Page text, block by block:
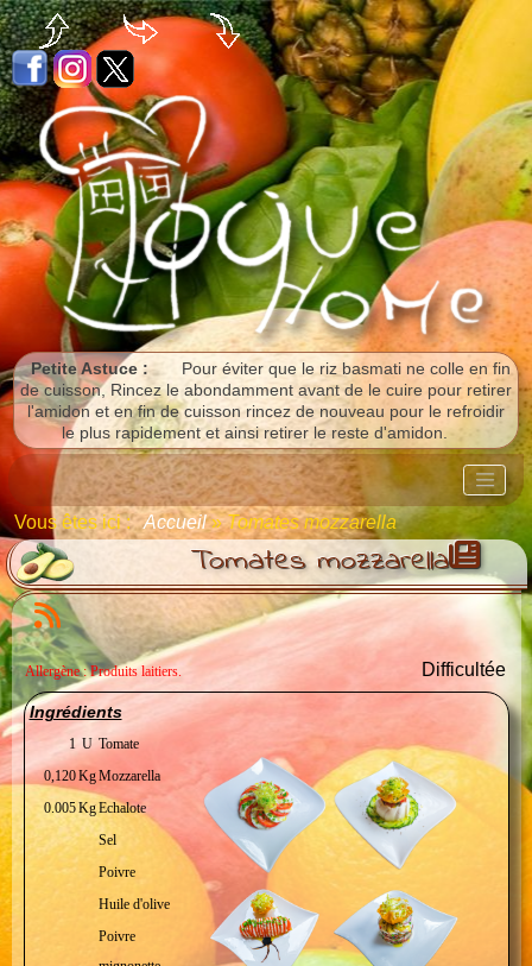
Petite Astuce :
Pour éviter que le riz basmati ne colle en fin
de cuisson, Rincez le abondamment avant de le cuire pour retirer
l'amidon et en fin de cuisson rincez de nouveau pour le refroidir
le plus rapidement et ainsi retirer le reste d'amidon.
Vous êtes ici :Accueil»Tomates mozzarella
Tomates mozzarella
Allergène : Produits laitiers. Difficultée
Ingrédients
1 U Tomate
0,120KgMozzarella
0.005KgEchalote
Sel
Poivre
Huile d'olive
Poivre
Panneau de gestion des cookies